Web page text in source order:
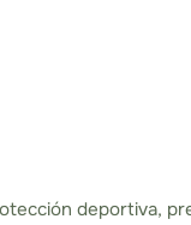
deportiva,